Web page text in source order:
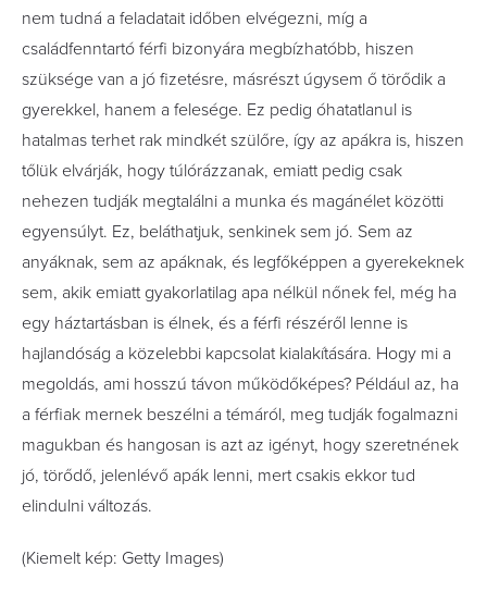
nem tudná a feladatait időben elvégezni, míg a
családfenntartó férfi bizonyára megbízhatóbb, hiszen
szüksége van a jó fizetésre, másrészt úgysem ő törődik a
gyerekkel, hanem a felesége. Ez pedig óhatatlanul is
hatalmas terhet rak mindkét szülőre, így az apákra is, hiszen
tőlük elvárják, hogy túlórázzanak, emiatt pedig csak
nehezen tudják megtalálni a munka és magánélet közötti
egyensúlyt. Ez, beláthatjuk, senkinek sem jó. Sem az
anyáknak, sem az apáknak, és legfőképpen a gyerekeknek
sem, akik emiatt gyakorlatilag apa nélkül nőnek fel, még ha
egy háztartásban is élnek, és a férfi részéről lenne is
hajlandóság a közelebbi kapcsolat kialakítására. Hogy mi a
megoldás, ami hosszú távon működőképes? Például az, ha
a férfiak mernek beszélni a témáról, meg tudják fogalmazni
magukban és hangosan is azt az igényt, hogy szeretnének
jó, törődő, jelenlévő apák lenni, mert csakis ekkor tud
elindulni változás.
(Kiemelt kép: Getty Images)